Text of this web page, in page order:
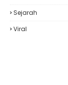
Sejarah
Viral